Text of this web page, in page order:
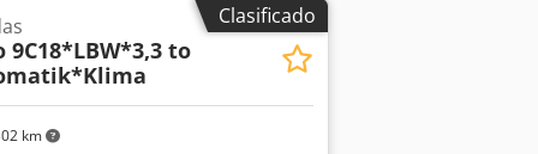
Clasificado
km
9C18*LBW*3,3 to